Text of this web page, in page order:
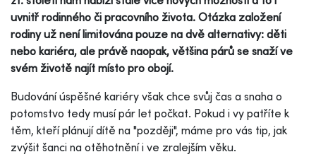
uvnitř rodinného či pracovního života. Otázka založení
rodiny už není limitována pouze na dvě alternativy: děti
nebo kariéra, ale právě naopak, většina párů se snaží ve
svém životě najít místo pro obojí.
Budování úspěšné kariéry však chce svůj čas a snaha o
potomstvo tedy musí pár let počkat. Pokud i vy patříte k
těm, kteří plánují dítě na "později", máme pro vás tip, jak
zvýšit šanci na otěhotnění i ve zralejším věku.